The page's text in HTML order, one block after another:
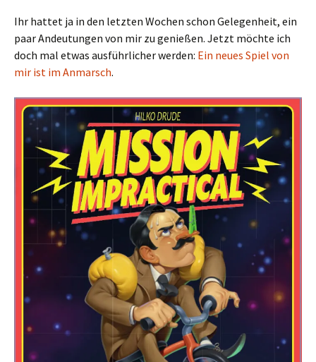
Ihr hattet ja in den letzten Wochen schon Gelegenheit, ein
paar Andeutungen von mir zu genießen. Jetzt möchte ich
doch mal etwas ausführlicher werden: Ein neues Spiel von
mir ist im Anmarsch.